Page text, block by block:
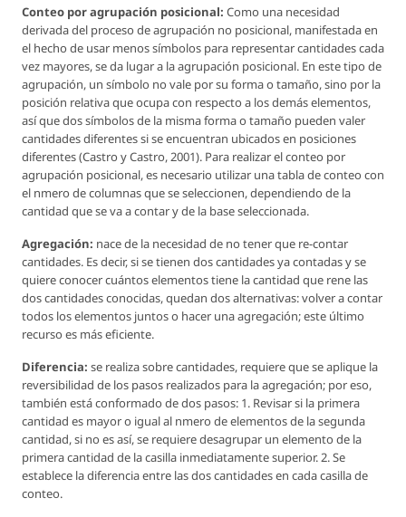
Conteo por agrupación posicional: Como una necesidad
derivada del proceso de agrupación no posicional, manifestada en
el hecho de usar menos símbolos para representar cantidades cada
vez mayores, se da lugar a la agrupación posicional. En este tipo de
agrupación, un símbolo no vale por su forma o tamaño, sino por la
posición relativa que ocupa con respecto a los demás elementos,
así que dos símbolos de la misma forma o tamaño pueden valer
cantidades diferentes si se encuentran ubicados en posiciones
diferentes (Castro y Castro, 2001). Para realizar el conteo por
agrupación posicional, es necesario utilizar una tabla de conteo con
el nmero de columnas que se seleccionen, dependiendo de la
cantidad que se va a contar y de la base seleccionada.
Agregación: nace de la necesidad de no tener que re-contar
cantidades. Es decir, si se tienen dos cantidades ya contadas y se
quiere conocer cuántos elementos tiene la cantidad que rene las
dos cantidades conocidas, quedan dos alternativas: volver a contar
todos los elementos juntos o hacer una agregación; este último
recurso es más eficiente.
Diferencia: se realiza sobre cantidades, requiere que se aplique la
reversibilidad de los pasos realizados para la agregación; por eso,
también está conformado de dos pasos: 1. Revisar si la primera
cantidad es mayor o igual al nmero de elementos de la segunda
cantidad, si no es así, se requiere desagrupar un elemento de la
primera cantidad de la casilla inmediatamente superior. 2. Se
establece la diferencia entre las dos cantidades en cada casilla de
conteo.